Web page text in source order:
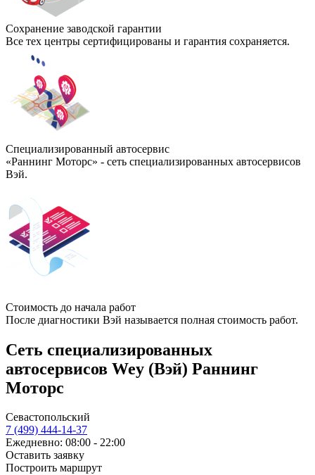
Сохранение заводской гарантии
Все тех центры сертифицированы и гарантия сохраняется.
Специализированный автосервис
«Раннинг Моторс» - сеть специализированных автосервисов
Вэй.
Стоимость до начала работ
После диагностики Вэй называется полная стоимость работ.
Сеть специализированных
автосервисов Wey (Вэй) Раннинг
Моторс
Севастопольский
7 (499) 444-14-37
Ежедневно: 08:00 - 22:00
Оставить заявку
Построить маршрут